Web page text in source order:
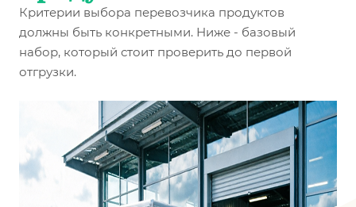
Критерии выбора перевозчика продуктов
должны быть конкретными. Ниже - базовый
набор, который стоит проверить до первой
отгрузки.